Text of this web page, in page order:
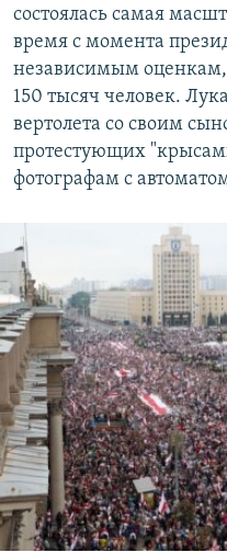
состоялась самая
время с момента
независимым оценкам,
150 тысяч человек.
вертолета со своим
протестующих
фотографам с